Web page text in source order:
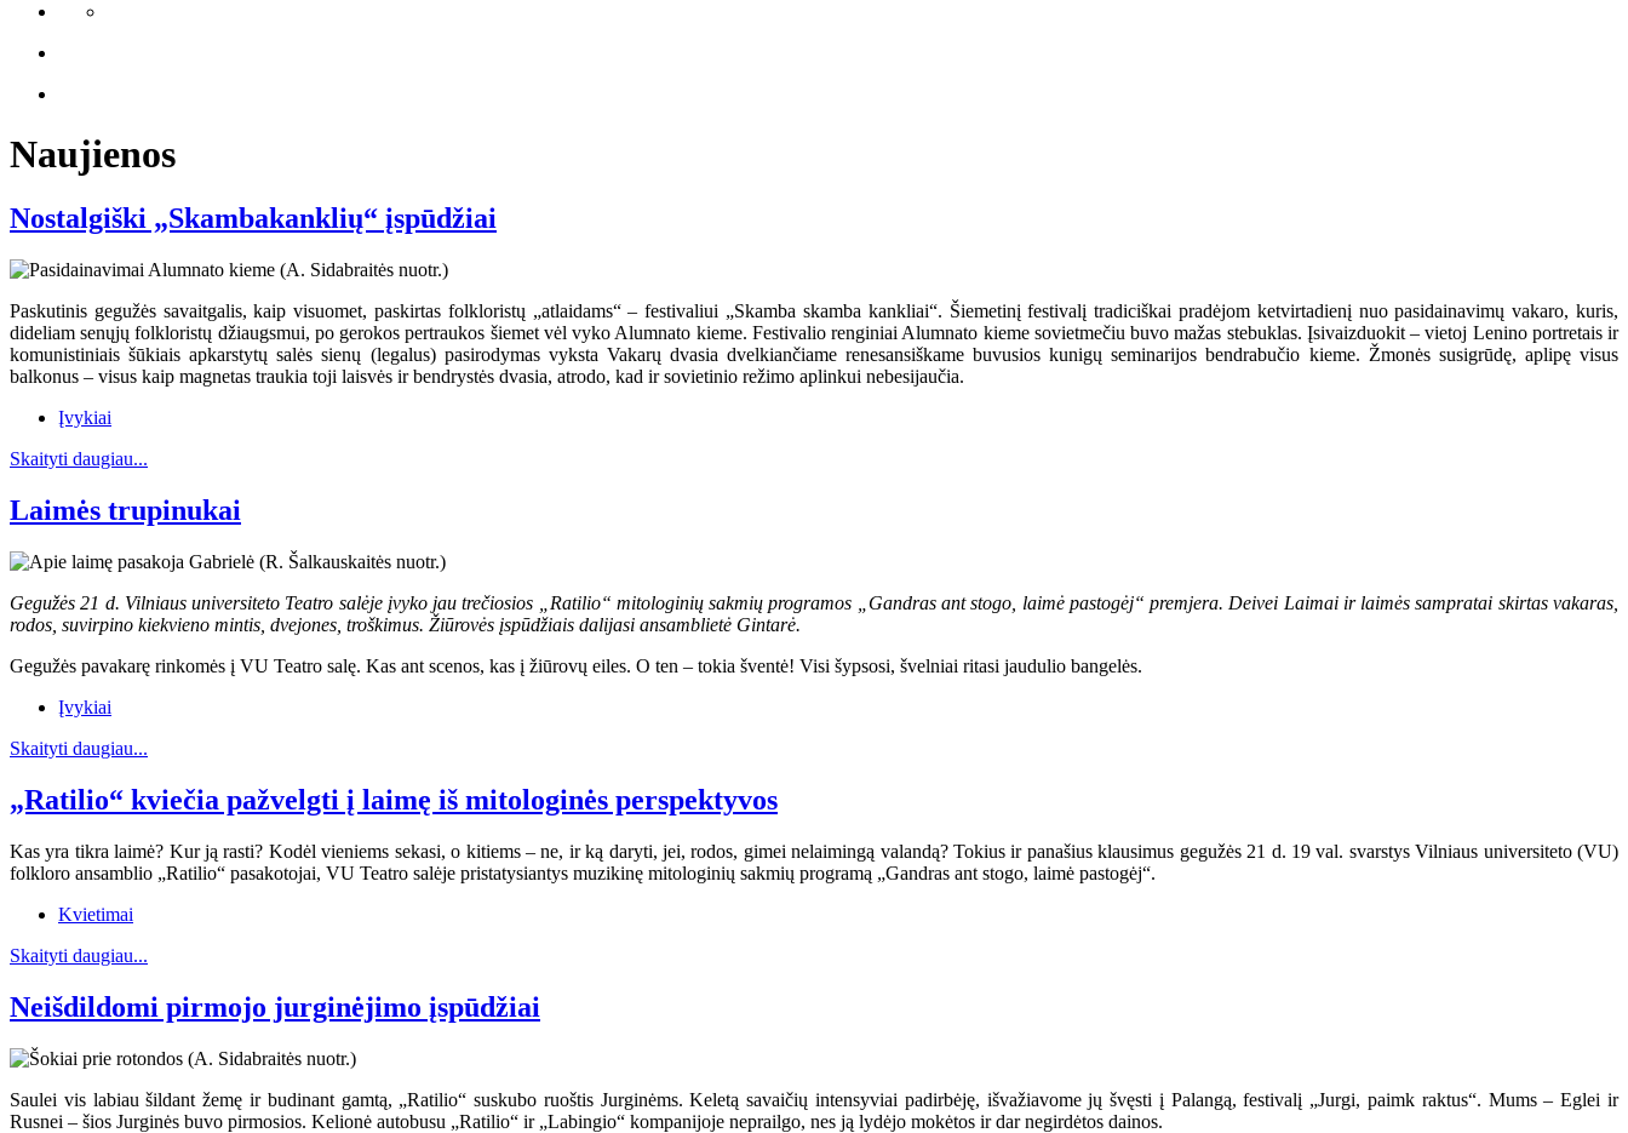
Naujienos
Nostalgiški „Skambakanklių“ įspūdžiai
Paskutinis gegužės savaitgalis, kaip visuomet, paskirtas folkloristų „atlaidams“ – festivaliui „Skamba skamba kankliai“. Šiemetinį festivalį tradiciškai pradėjom ketvirtadienį nuo pasidainavimų vakaro, kuris,
dideliam senųjų folkloristų džiaugsmui, po gerokos pertraukos šiemet vėl vyko Alumnato kieme. Festivalio renginiai Alumnato kieme sovietmečiu buvo mažas stebuklas. Įsivaizduokit – vietoj Lenino portretais ir
komunistiniais šūkiais apkarstytų salės sienų (legalus) pasirodymas vyksta Vakarų dvasia dvelkiančiame renesansiškame buvusios kunigų seminarijos bendrabučio kieme. Žmonės susigrūdę, aplipę visus
balkonus – visus kaip magnetas traukia toji laisvės ir bendrystės dvasia, atrodo, kad ir sovietinio režimo aplinkui nebesijaučia.
Įvykiai
Skaityti daugiau...
Laimės trupinukai
Gegužės 21 d. Vilniaus universiteto Teatro salėje įvyko jau trečiosios „Ratilio“ mitologinių sakmių programos „Gandras ant stogo, laimė pastogėj“ premjera. Deivei Laimai ir laimės sampratai skirtas vakaras,
rodos, suvirpino kiekvieno mintis, dvejones, troškimus. Žiūrovės įspūdžiais dalijasi ansamblietė Gintarė.
Gegužės pavakarę rinkomės į VU Teatro salę. Kas ant scenos, kas į žiūrovų eiles. O ten – tokia šventė! Visi šypsosi, švelniai ritasi jaudulio bangelės.
Įvykiai
Skaityti daugiau...
„Ratilio“ kviečia pažvelgti į laimę iš mitologinės perspektyvos
Kas yra tikra laimė? Kur ją rasti? Kodėl vieniems sekasi, o kitiems – ne, ir ką daryti, jei, rodos, gimei nelaimingą valandą? Tokius ir panašius klausimus gegužės 21 d. 19 val. svarstys Vilniaus universiteto (VU)
folkloro ansamblio „Ratilio“ pasakotojai, VU Teatro salėje pristatysiantys muzikinę mitologinių sakmių programą „Gandras ant stogo, laimė pastogėj“.
Kvietimai
Skaityti daugiau...
Neišdildomi pirmojo jurginėjimo įspūdžiai
Saulei vis labiau šildant žemę ir budinant gamtą, „Ratilio“ suskubo ruoštis Jurginėms. Keletą savaičių intensyviai padirbėję, išvažiavome jų švęsti į Palangą, festivalį „Jurgi, paimk raktus“. Mums – Eglei ir
Rusnei – šios Jurginės buvo pirmosios. Kelionė autobusu „Ratilio“ ir „Labingio“ kompanijoje neprailgo, nes ją lydėjo mokėtos ir dar negirdėtos dainos.